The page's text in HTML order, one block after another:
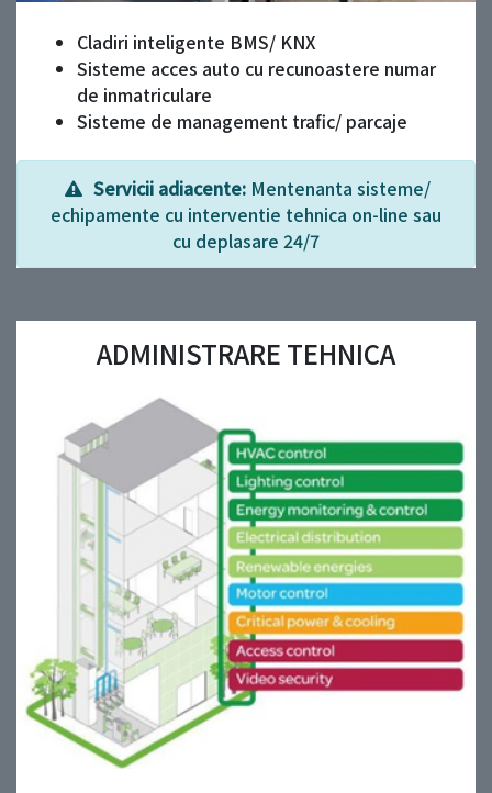
Cladiri inteligente BMS/ KNX
Sisteme acces auto cu recunoastere numar
de inmatriculare
Sisteme de management trafic/ parcaje
Servicii adiacente:Mentenanta sisteme/
echipamente cu interventie tehnica on-line sau
cu deplasare 24/7
ADMINISTRARE TEHNICA